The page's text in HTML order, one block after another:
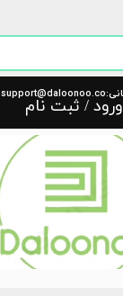
پشتیبانی:support@daloonoo.co
ورود / ثبت نام